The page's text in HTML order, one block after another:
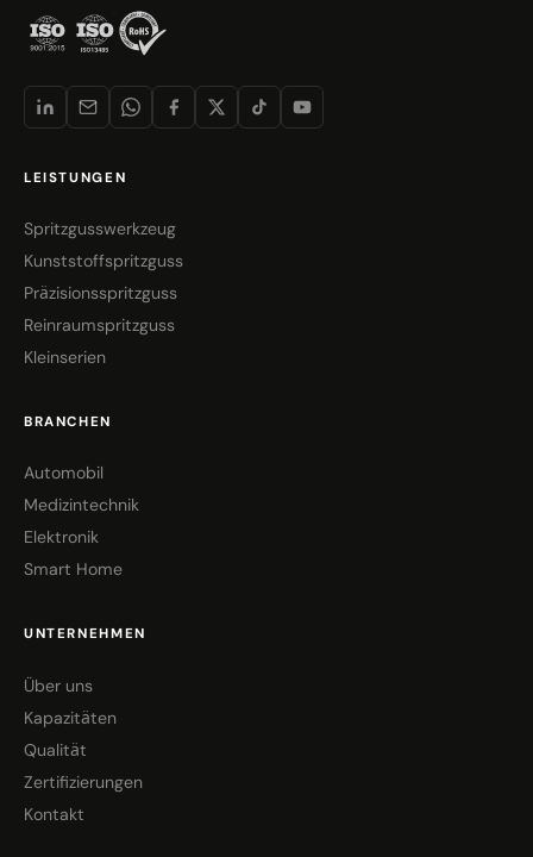
LEISTUNGEN
Spritzgusswerkzeug
Kunststoffspritzguss
Präzisionsspritzguss
Reinraumspritzguss
Kleinserien
BRANCHEN
Automobil
Medizintechnik
Elektronik
Smart Home
UNTERNEHMEN
Über uns
Kapazitäten
Qualität
Zertifizierungen
Kontakt